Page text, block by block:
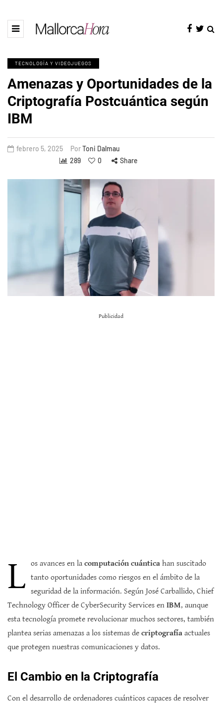
TECNOLOGÍA Y VIDEOJUEGOS
Amenazas y Oportunidades de la
Criptografía Postcuántica según
IBM
febrero 5, 2025 PorToni Dalmau
289
0 Share
Publicidad
L os avances en la computación cuántica han suscitado
tanto oportunidades como riesgos en el ámbito de la
seguridad de la información. Según José Carballido, Chief
Technology Officer de CyberSecurity Services en IBM, aunque
esta tecnología promete revolucionar muchos sectores, también
plantea serias amenazas a los sistemas de criptografía actuales
que protegen nuestras comunicaciones y datos.
El Cambio en la Criptografía
Con el desarrollo de ordenadores cuánticos capaces de resolver